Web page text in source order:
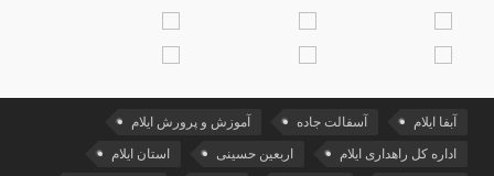
آبفا ایلام آسفالت جاده آموزش و پرورش ایلام
اداره کل راهداری ایلام اربعین حسینی استان ایلام